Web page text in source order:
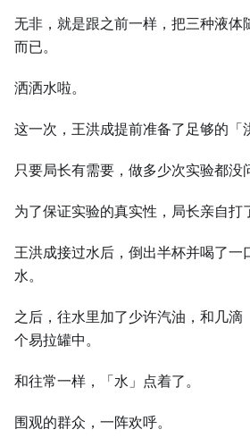
无非，就是跟之前一样，把三种液体
而已。
洒洒水啦。
这一次，王洪成提前准备了足够的「
只要局长有需要，做多少次实验都没
为了保证实验的真实性，局长亲自打
王洪成接过水后，倒出半杯并喝了一
水。
之后，往水里加了少许汽油，和几滴
个易拉罐中。
和往常一样，「水」点着了。
围观的群众，一阵欢呼。